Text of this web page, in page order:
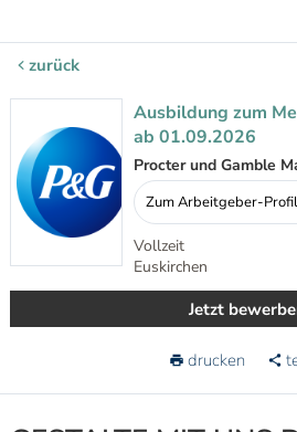
zurück
Ausbildung zum
ab 01.09.2026
Procter und Gamble
Zum Arbeitgeber-Profil
Vollzeit
Euskirchen
Jetzt
drucken